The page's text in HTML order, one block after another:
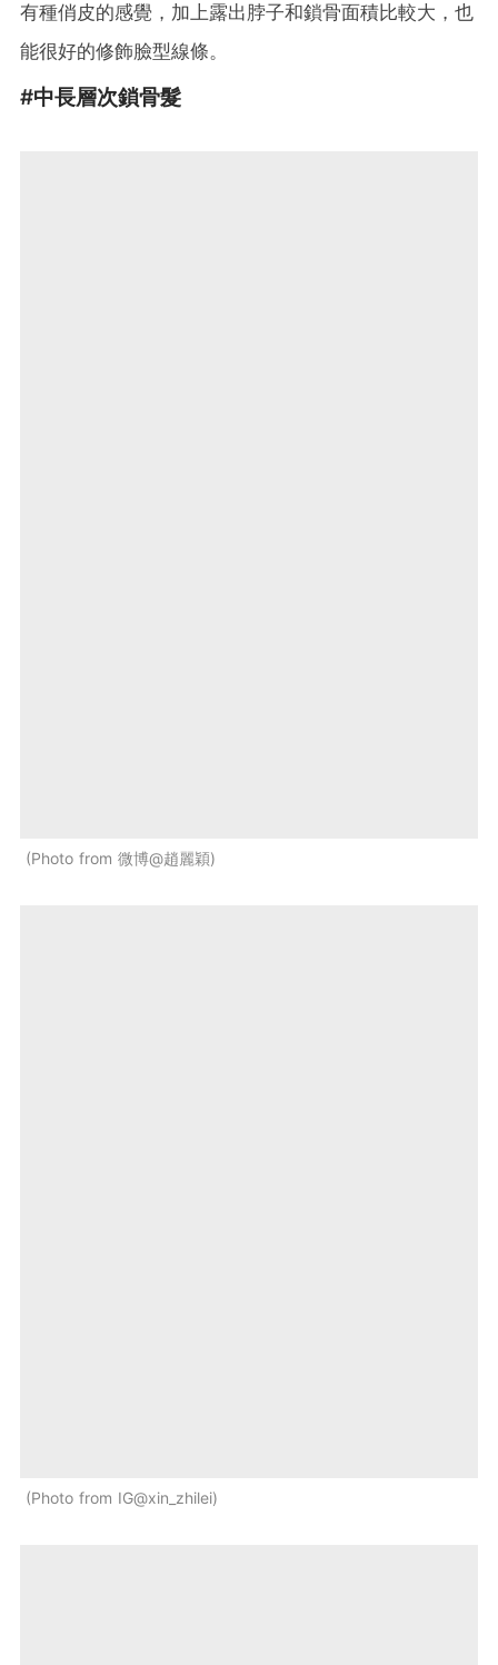
有種俏皮的感覺，加上露出脖子和鎖骨面積比較大，也
能很好的修飾臉型線條。
#中長層次鎖骨髮
Photo from 微博@趙麗穎
Photo from IG@xin_zhilei